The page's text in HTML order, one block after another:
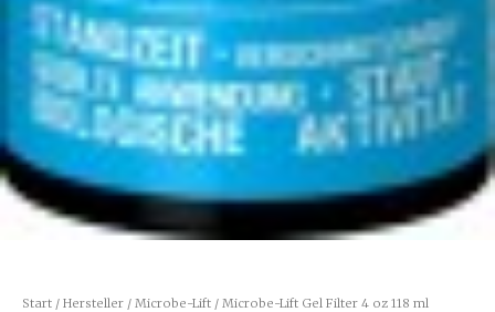
Start / Hersteller / Microbe-Lift / Microbe-Lift Gel Filter 4 oz 118 ml